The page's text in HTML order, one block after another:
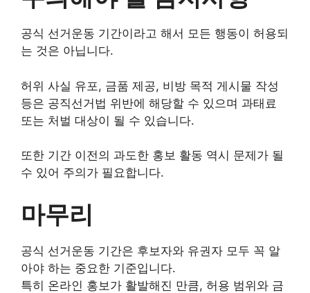
공식 선거운동 기간이라고 해서 모든 행동이 허용되
는 것은 아닙니다.
허위 사실 유포, 금품 제공, 비방 목적 게시물 작성
등은 공직선거법 위반에 해당할 수 있으며 과태료
또는 처벌 대상이 될 수 있습니다.
또한 기간 이전의 과도한 홍보 활동 역시 문제가 될
수 있어 주의가 필요합니다.
마무리
공식 선거운동 기간은 후보자와 유권자 모두 꼭 알
아야 하는 중요한 기준입니다.
특히 온라인 홍보가 활발해진 만큼, 허용 범위와 금